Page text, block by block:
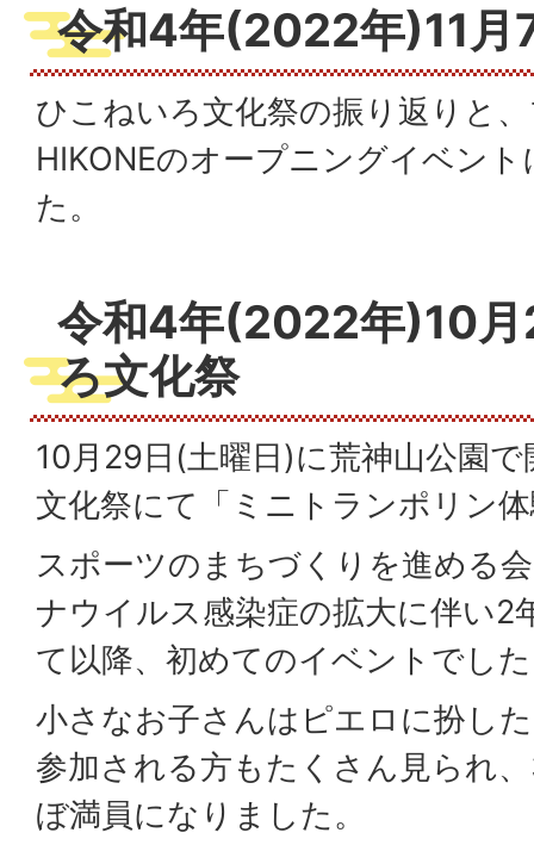
令和4年(2022年)11月
ひこねいろ文化祭の振り返りと
HIKONEのオープニングイベン
た。
令和4年(2022年)10
ろ文化祭
10月29日(土曜日)に荒神山公園
文化祭にて「ミニトランポリン
スポーツのまちづくりを進める
ナウイルス感染症の拡大に伴い2
て以降、初めてのイベントでし
小さなお子さんはピエロに扮し
参加される方もたくさん見られ
ぼ満員になりました。